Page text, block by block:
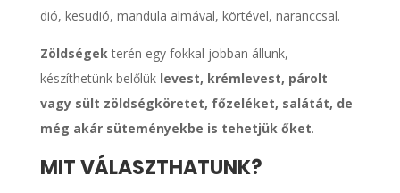
dió, kesudió, mandula almával, körtével, naranccsal.
Zöldségek terén egy fokkal jobban állunk,
készíthetünk belőlük levest, krémlevest, párolt
vagy sült zöldségköretet, főzeléket, salátát, de
még akár süteményekbe is tehetjük őket.
MIT VÁLASZTHATUNK?